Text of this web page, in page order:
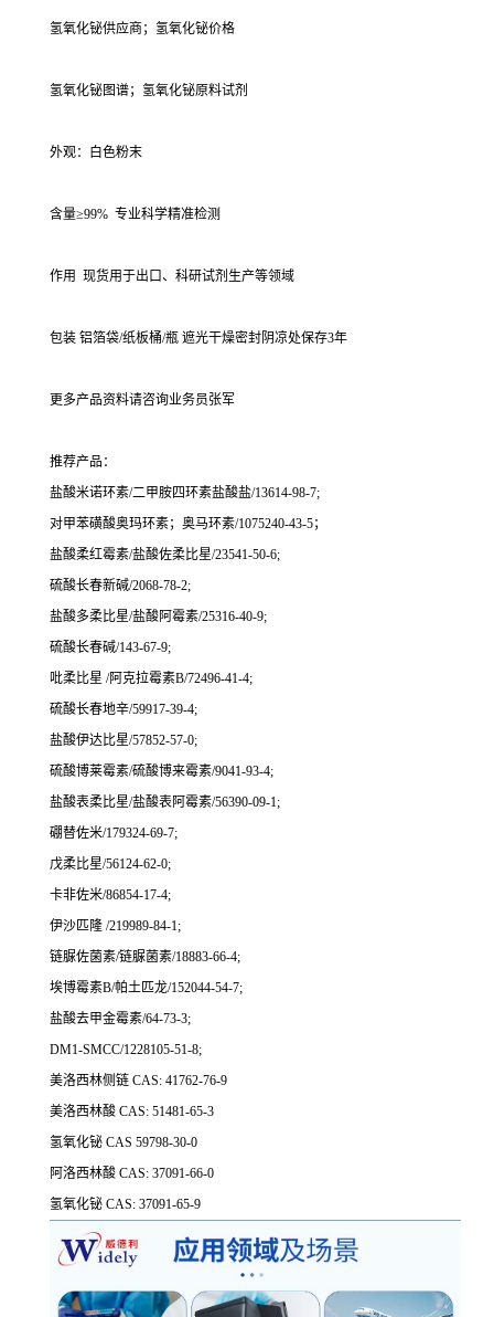
氢氧化铋供应商；氢氧化铋价格
氢氧化铋图谱；氢氧化铋原料试剂
外观：白色粉末
含量≥99% 专业科学精准检测
作用 现货用于出口、科研试剂生产等领域
包装 铝箔袋/纸板桶/瓶 遮光干燥密封阴凉处保存3年
更多产品资料请咨询业务员张军
推荐产品：
盐酸米诺环素/二甲胺四环素盐酸盐/13614-98-7;
对甲苯磺酸奥玛环素；奥马环素/1075240-43-5；
盐酸柔红霉素/盐酸佐柔比星/23541-50-6;
硫酸长春新碱/2068-78-2;
盐酸多柔比星/盐酸阿霉素/25316-40-9;
硫酸长春碱/143-67-9;
吡柔比星 /阿克拉霉素B/72496-41-4;
硫酸长春地辛/59917-39-4;
盐酸伊达比星/57852-57-0;
硫酸博莱霉素/硫酸博来霉素/9041-93-4;
盐酸表柔比星/盐酸表阿霉素/56390-09-1;
硼替佐米/179324-69-7;
戊柔比星/56124-62-0;
卡非佐米/86854-17-4;
伊沙匹隆 /219989-84-1;
链脲佐菌素/链脲菌素/18883-66-4;
埃博霉素B/帕土匹龙/152044-54-7;
盐酸去甲金霉素/64-73-3;
DM1-SMCC/1228105-51-8;
美洛西林侧链 CAS: 41762-76-9
美洛西林酸 CAS: 51481-65-3
氢氧化铋 CAS 59798-30-0
阿洛西林酸 CAS: 37091-66-0
氢氧化铋 CAS: 37091-65-9